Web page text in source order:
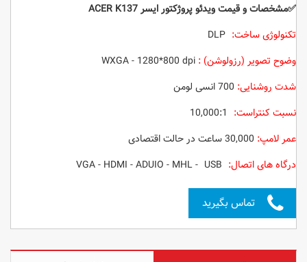
✅مشخصات و قیمت ویدئو پروژکتور ایسر ACER K137
تکنولوژی ساخت: DLP
وضوح تصویر (رزولوشن) :
شدت روشنایی: 700 انسی لومن
نسبت کنتراست: 10,000:1
عمر لامپ:
درگاه های اتصال:
تماس بگیرید